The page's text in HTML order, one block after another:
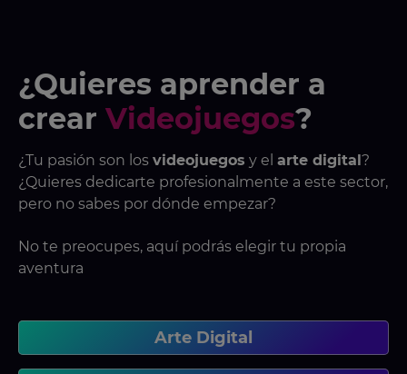
¿Quieres aprender a
crear Videojuegos?
¿Tu pasión son los videojuegos y el arte digital?
¿Quieres dedicarte profesionalmente a este sector,
pero no sabes por dónde empezar?
No te preocupes, aquí podrás elegir tu propia
aventura
Arte Digital